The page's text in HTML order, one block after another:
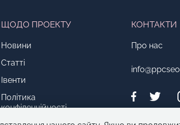
ЩОДО ПРОЕКТУ
Новини
Статті
Івенти
Політика
конфіденційності
КОНТАКТИ
Про нас